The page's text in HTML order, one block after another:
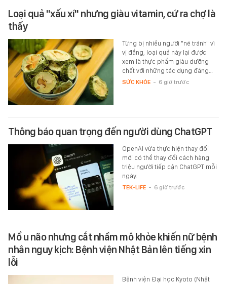
Loại quả "xấu xí" nhưng giàu vitamin, cứ ra chợ là
thấy
Từng bị nhiều người "né tránh" vì
vị đắng, loại quả này lại được
xem là thực phẩm giàu dưỡng
chất với những tác dụng đáng…
SỨC KHỎE - 6 giờ trước
Thông báo quan trọng đến người dùng ChatGPT
OpenAI vừa thực hiện thay đổi
mới có thể thay đổi cách hàng
triệu người tiếp cận ChatGPT mỗi
ngày.
TEK-LIFE - 6 giờ trước
Mổ u não nhưng cắt nhầm mô khỏe khiến nữ bệnh
nhân nguy kịch: Bệnh viện Nhật Bản lên tiếng xin
lỗi
Bệnh viện Đại học Kyoto (Nhật